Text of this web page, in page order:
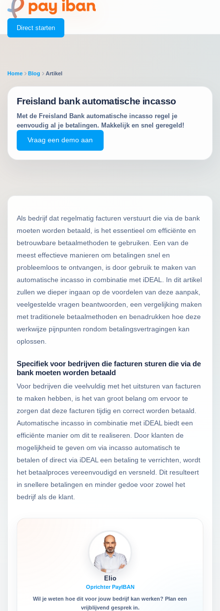
Direct starten
Home Blog Artikel
Freisland bank automatische incasso
Met de Freisland Bank automatische incasso regel je
eenvoudig al je betalingen. Makkelijk en snel geregeld!
Vraag een demo aan
Als bedrijf dat regelmatig facturen verstuurt die via de bank
moeten worden betaald, is het essentieel om efficiënte en
betrouwbare betaalmethoden te gebruiken. Een van de
meest effectieve manieren om betalingen snel en
probleemloos te ontvangen, is door gebruik te maken van
automatische incasso in combinatie met iDEAL. In dit artikel
zullen we dieper ingaan op de voordelen van deze aanpak,
veelgestelde vragen beantwoorden, een vergelijking maken
met traditionele betaalmethoden en benadrukken hoe deze
werkwijze pijnpunten rondom betalingsvertragingen kan
oplossen.
Specifiek voor bedrijven die facturen sturen die via de
bank moeten worden betaald
Voor bedrijven die veelvuldig met het uitsturen van facturen
te maken hebben, is het van groot belang om ervoor te
zorgen dat deze facturen tijdig en correct worden betaald.
Automatische incasso in combinatie met iDEAL biedt een
efficiënte manier om dit te realiseren. Door klanten de
mogelijkheid te geven om via incasso automatisch te
betalen of direct via iDEAL een betaling te verrichten, wordt
het betaalproces vereenvoudigd en versneld. Dit resulteert
in snellere betalingen en minder gedoe voor zowel het
bedrijf als de klant.
Elio
Oprichter PayIBAN
Wil je weten hoe dit voor jouw bedrijf kan werken? Plan een
vrijblijvend gesprek in.